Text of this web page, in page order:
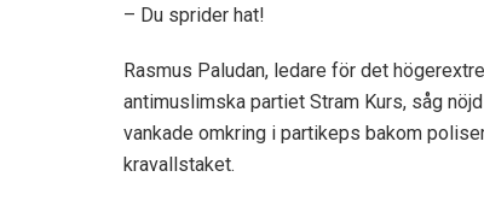
– Du sprider hat!
Rasmus Paludan, ledare för det
antimuslimska partiet Stram Kurs, såg
vankade omkring i partikeps bakom
kravallstaket.